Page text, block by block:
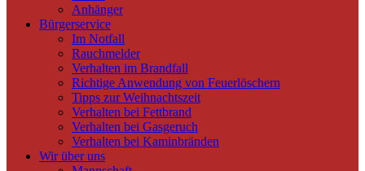
Anhänger
Bürgerservice
Im Notfall
Rauchmelder
Verhalten im Brandfall
Richtige Anwendung von Feuerlöschern
Tipps zur Weihnachtszeit
Verhalten bei Fettbrand
Verhalten bei Gasgeruch
Verhalten bei Kaminbränden
Wir über uns